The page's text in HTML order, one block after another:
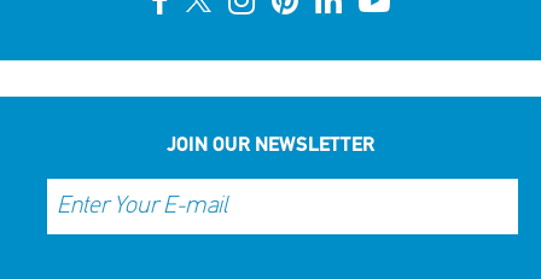
JOIN OUR NEWSLETTER